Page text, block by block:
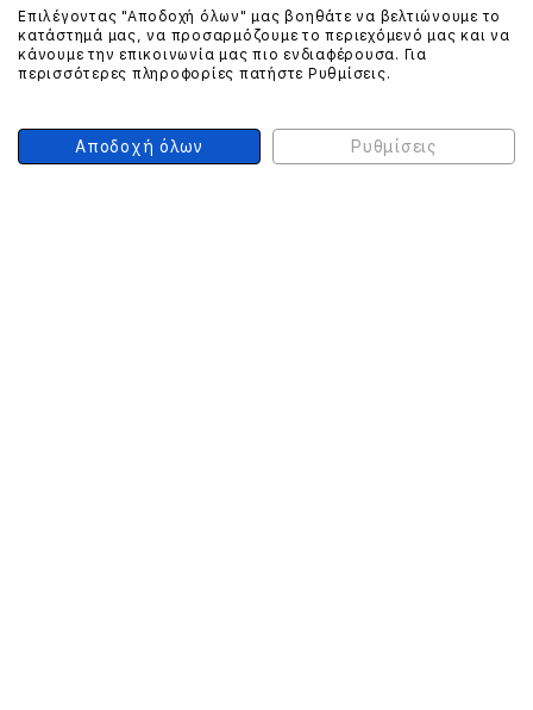
210 999 4510
(Χρεώση μια αστική μονάδα από σταθερό)
ΑΣΦΑΛΕΙΑ ΣΥΝΑΛΛΑΓΩΝ
Επιλέγοντας "Αποδοχή όλων" μας βοηθάτε να βελτιώνουμε το
κατάστημά μας, να προσαρμόζουμε το περιεχόμενό μας και να
κάνουμε την επικοινωνία μας πιο ενδιαφέρουσα. Για
περισσότερες πληροφορίες πατήστε Ρυθμίσεις.
Αποδοχή όλων Ρυθμίσεις